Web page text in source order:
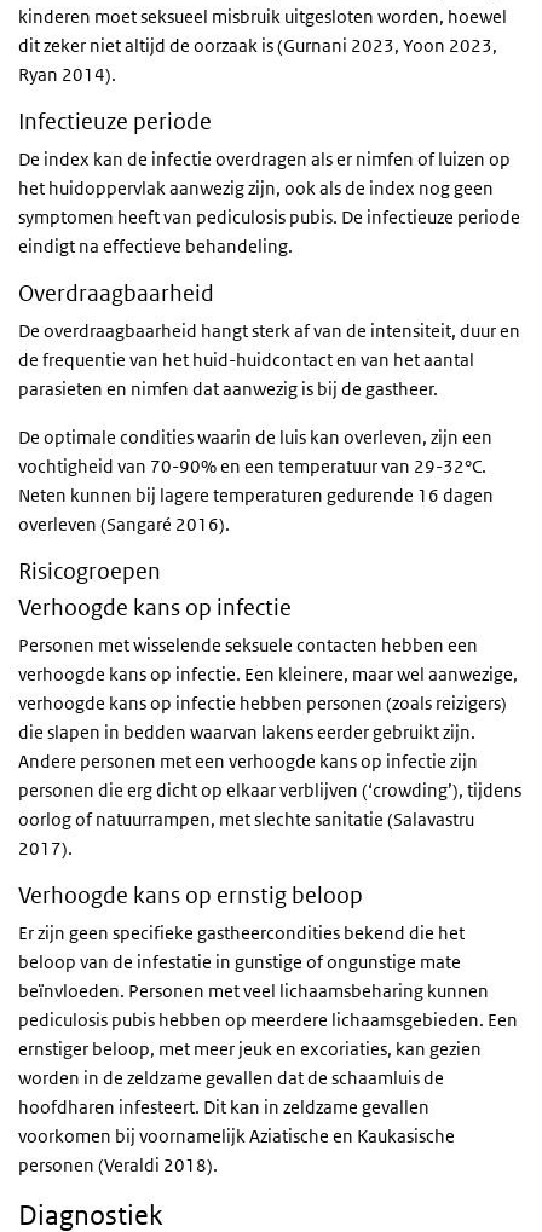
kinderen moet seksueel misbruik uitgesloten worden, hoewel
dit zeker niet altijd de oorzaak is (Gurnani 2023, Yoon 2023,
Ryan 2014).
Infectieuze periode
De index kan de infectie overdragen als er nimfen of luizen op
het huidoppervlak aanwezig zijn, ook als de index nog geen
symptomen heeft van pediculosis pubis. De infectieuze periode
eindigt na effectieve behandeling.
Overdraagbaarheid
De overdraagbaarheid hangt sterk af van de intensiteit, duur en
de frequentie van het huid-huidcontact en van het aantal
parasieten en nimfen dat aanwezig is bij de gastheer.
De optimale condities waarin de luis kan overleven, zijn een
vochtigheid van 70-90% en een temperatuur van 29-32°C.
Neten kunnen bij lagere temperaturen gedurende 16 dagen
overleven (Sangaré 2016).
Risicogroepen
Verhoogde kans op infectie
Personen met wisselende seksuele contacten hebben een
verhoogde kans op infectie. Een kleinere, maar wel aanwezige,
verhoogde kans op infectie hebben personen (zoals reizigers)
die slapen in bedden waarvan lakens eerder gebruikt zijn.
Andere personen met een verhoogde kans op infectie zijn
personen die erg dicht op elkaar verblijven (‘crowding’), tijdens
oorlog of natuurrampen, met slechte sanitatie (Salavastru
2017).
Verhoogde kans op ernstig beloop
Er zijn geen specifieke gastheercondities bekend die het
beloop van de infestatie in gunstige of ongunstige mate
beïnvloeden. Personen met veel lichaamsbeharing kunnen
pediculosis pubis hebben op meerdere lichaamsgebieden. Een
ernstiger beloop, met meer jeuk en excoriaties, kan gezien
worden in de zeldzame gevallen dat de schaamluis de
hoofdharen infesteert. Dit kan in zeldzame gevallen
voorkomen bij voornamelijk Aziatische en Kaukasische
personen (Veraldi 2018).
Diagnostiek